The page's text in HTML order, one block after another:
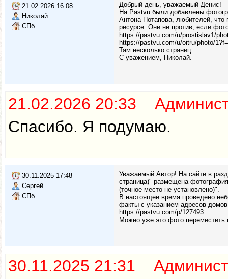
21.02.2026 16:08
Николай
СПб
Добрый день, уважаемый Денис!
На Pastvu были добавлены
Антона Потапова, любителей,
ресурсе. Они не против, если
https://pastvu.com/u/prostislav1/
https://pastvu.com/u/oitru/photo/
Там несколько страниц.
С уважением, Николай.
21.02.2026 20:33
Спасибо. Я подумаю.
30.11.2025 17:48
Сергей
СПб
Уважаемый Автор! На сайте в
страница)" размещена
(точное место не установлено)".
В настоящее время проведено
факты с указанием адресов
https://pastvu.com/p/127493
Можно уже это фото
30.11.2025 21:31